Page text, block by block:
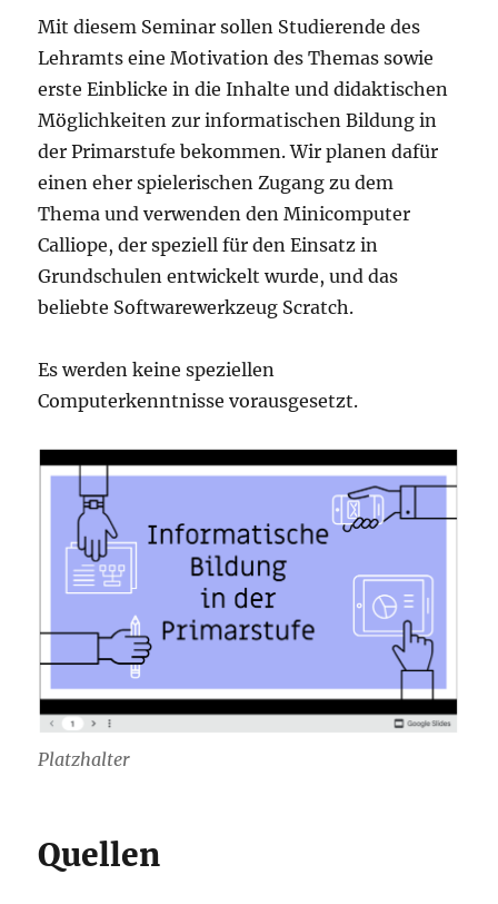
Mit diesem Seminar sollen Studierende des
Lehramts eine Motivation des Themas sowie
erste Einblicke in die Inhalte und didaktischen
Möglichkeiten zur informatischen Bildung in
der Primarstufe bekommen. Wir planen dafür
einen eher spielerischen Zugang zu dem
Thema und verwenden den Minicomputer
Calliope, der speziell für den Einsatz in
Grundschulen entwickelt wurde, und das
beliebte Softwarewerkzeug Scratch.
Es werden keine speziellen
Computerkenntnisse vorausgesetzt.
Platzhalter
Quellen